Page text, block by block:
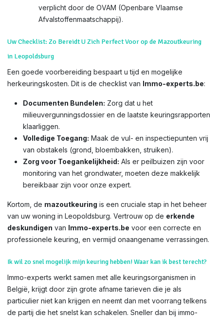
verplicht door de OVAM (Openbare Vlaamse
Afvalstoffenmaatschappij).
Uw Checklist: Zo Bereidt U Zich Perfect Voor op de Mazoutkeuring
in Leopoldsburg
Een goede voorbereiding bespaart u tijd en mogelijke
herkeuringskosten. Dit is de checklist van Immo-experts.be:
Documenten Bundelen: Zorg dat u het
milieuvergunningsdossier en de laatste keuringsrapporten
klaarliggen.
Volledige Toegang: Maak de vul- en inspectiepunten vrij
van obstakels (grond, bloembakken, struiken).
Zorg voor Toegankelijkheid: Als er peilbuizen zijn voor
monitoring van het grondwater, moeten deze makkelijk
bereikbaar zijn voor onze expert.
Kortom, de mazoutkeuring is een cruciale stap in het beheer
van uw woning in Leopoldsburg. Vertrouw op de erkende
deskundigen van Immo-experts.be voor een correcte en
professionele keuring, en vermijd onaangename verrassingen.
Ik wil zo snel mogelijk mijn keuring hebben! Waar kan ik best terecht?
Immo-experts werkt samen met alle keuringsorganismen in
België, krijgt door zijn grote afname tarieven die je als
particulier niet kan krijgen en neemt dan met voorrang telkens
de partij die het snelst kan schakelen. Sneller dan bij immo-